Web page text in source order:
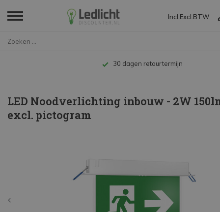
Incl. Excl. BTW
Tot 10 jaar garantie
LED Noodverlichting inbouw - 2W
excl. pictogram